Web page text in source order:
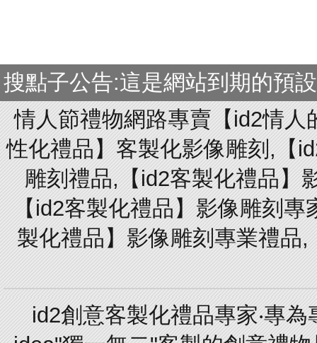
搜點子公告:這是網站到期的預
情人節禮物網路專賣【id2情
性化禮品】客製化影像雕刻,【
雕刻禮品,【id2客製化禮品】
【id2客製化禮品】影像雕刻
製化禮品】影像雕刻專業禮品
id2創意客製化禮品專家‧專